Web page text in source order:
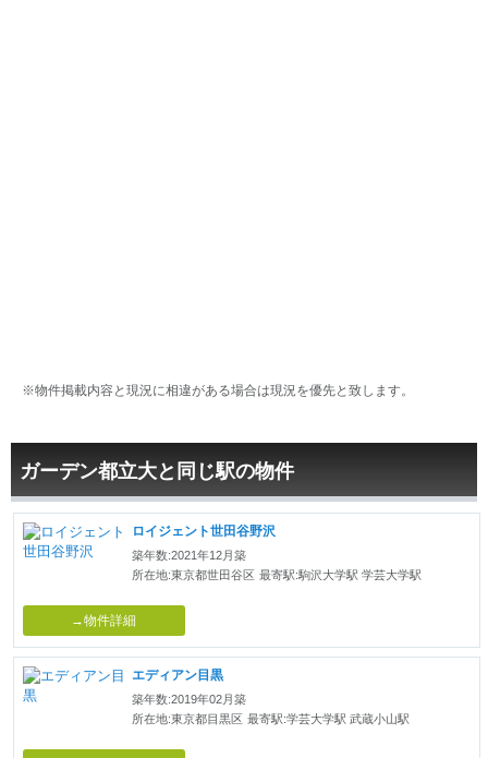
※物件掲載内容と現況に相違がある場合は現況を優先と致します。
ガーデン都立大と同じ駅の物件
ロイジェント世田谷野沢
築年数:2021年12月築
所在地:東京都世田谷区 最寄駅:駒沢大学駅 学芸大学駅
→物件詳細
エディアン目黒
築年数:2019年02月築
所在地:東京都目黒区 最寄駅:学芸大学駅 武蔵小山駅